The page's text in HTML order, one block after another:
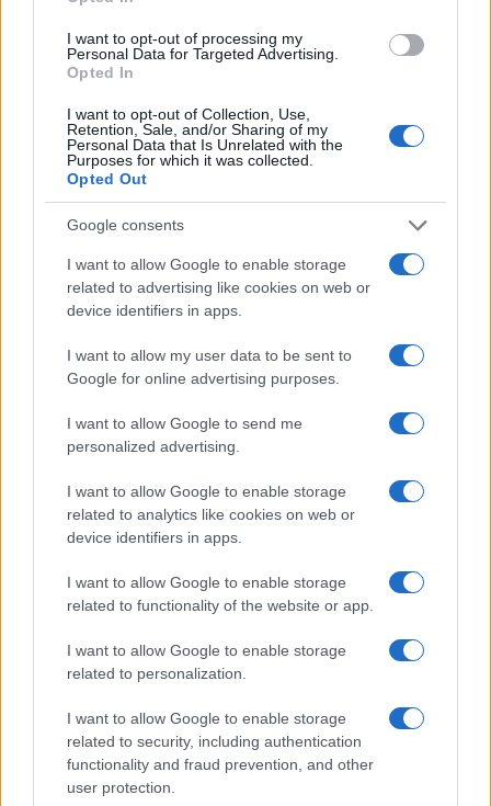
I want to opt-out of processing my
Personal Data for Targeted Advertising.
Opted In
I want to opt-out of Collection, Use,
Retention, Sale, and/or Sharing of my
Personal Data that Is Unrelated with the
Purposes for which it was collected.
Opted Out
Google consents
I want to allow Google to enable storage
related to advertising like cookies on web or
device identifiers in apps.
I want to allow my user data to be sent to
Google for online advertising purposes.
I want to allow Google to send me
personalized advertising.
I want to allow Google to enable storage
related to analytics like cookies on web or
device identifiers in apps.
I want to allow Google to enable storage
related to functionality of the website or app.
I want to allow Google to enable storage
related to personalization.
I want to allow Google to enable storage
related to security, including authentication
functionality and fraud prevention, and other
user protection.
ολοκληρώθηκε, προς το παρόν Η σημερινή διοίκηση του
καναλιού φέρεται να κατάφερε να μεταπείσει την
συσχετισμών που θα προέκυπταν από την έλευση του
ισχυρού στελέχους από το συνεργαζόμενο όμιλο. Αυτό
που […]